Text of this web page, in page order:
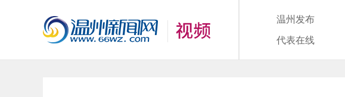
温州发布
代表在线